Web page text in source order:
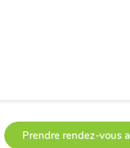
Prendre rendez-vous